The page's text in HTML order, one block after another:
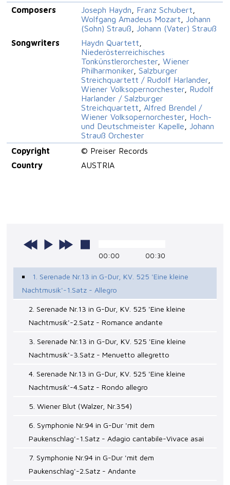
Composers
Joseph Haydn Franz Schubert
Wolfgang Amadeus Mozart
Johann
(Sohn) Strauß
Johann (Vater) Strauß
Songwriters
Haydn Quartett
Niederösterreichisches
Tonkünstlerorchester, Wiener
Philharmoniker, Salzburger
Streichquartett / Rudolf Harlander,
Wiener Volksopernorchester, Rudolf
Harlander / Salzburger
Streichquartett
Alfred Brendel /
Wiener Volksopernorchester, Hoch-
und Deutschmeister Kapelle
Johann
Strauß Orchester
Copyright
© Preiser Records
Country
AUSTRIA
00:00 00:30
1. Serenade Nr.13 in G-Dur, KV. 525 'Eine kleine
Nachtmusik'-1.Satz - Allegro
2. Serenade Nr.13 in G-Dur, KV. 525 'Eine kleine
Nachtmusik'-2.Satz - Romance andante
3. Serenade Nr.13 in G-Dur, KV. 525 'Eine kleine
Nachtmusik'-3.Satz - Menuetto allegretto
4. Serenade Nr.13 in G-Dur, KV. 525 'Eine kleine
Nachtmusik'-4.Satz - Rondo allegro
5. Wiener Blut (Walzer, Nr.354)
6. Symphonie Nr.94 in G-Dur 'mit dem
Paukenschlag'-1.Satz - Adagio cantabile-Vivace asai
7. Symphonie Nr.94 in G-Dur 'mit dem
Paukenschlag'-2.Satz - Andante